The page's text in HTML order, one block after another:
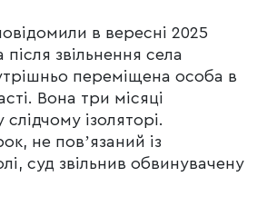
в вересні 2025
звільнення села
переміщена особа в
Вона три місяці
ізоляторі.
не повʼязаний із
суд звільнив обвинувачену